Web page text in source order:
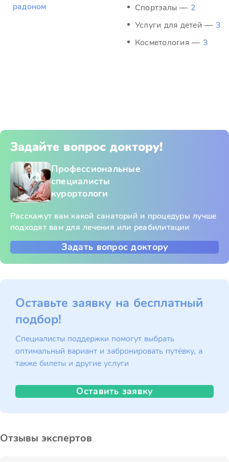
радоном Спортзалы — 2
Услуги для детей — 3
Косметология — 3
Задайте вопрос доктору!
Профессиональные
специалисты
курортологи
Расскажут вам какой санаторий и процедуры лучше
подходят вам для лечения или реабилитации
Задать вопрос доктору
Оставьте заявку на бесплатный
подбор!
Специалисты поддержки помогут выбрать
оптимальный вариант и забронировать путёвку, а
также билеты и другие услуги
Оставить заявку
Отзывы экспертов